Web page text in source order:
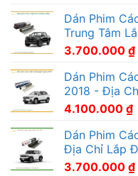
Dán Phim
Trung Tâm
3.700.000 ₫
Dán Phim
2018 - Địa
4.100.000 ₫
Dán Phim
Địa Chỉ Lắp
3.700.000 ₫